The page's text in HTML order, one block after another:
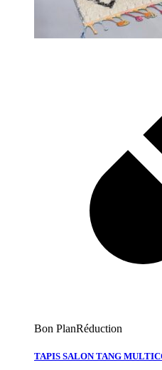
Bon PlanRéduction
TAPIS SALON TANG